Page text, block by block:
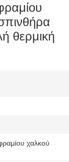
θερμική
χαλκού